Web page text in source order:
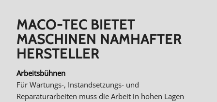
MACO-TEC BIETET
MASCHINEN NAMHAFTER
HERSTELLER
Arbeitsbühnen
Für Wartungs-, Instandsetzungs- und
Reparaturarbeiten muss die Arbeit in hohen Lagen